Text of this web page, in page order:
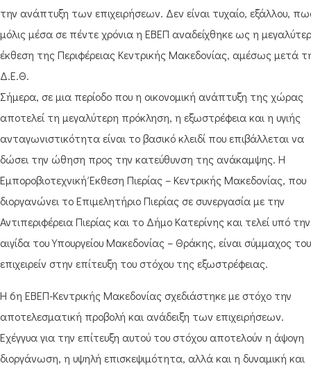
την ανάπτυξη των επιχειρήσεων. Δεν είναι τυχαίο, εξάλλου,
μόλις μέσα σε πέντε χρόνια η ΕΒΕΠ αναδείχθηκε ως η
έκθεση της Περιφέρειας Κεντρικής Μακεδονίας, αμέσως μετά
Δ.Ε.Θ.
Σήμερα, σε μια περίοδο που η οικονομική ανάπτυξη της χώρας
αποτελεί τη μεγαλύτερη πρόκληση, η εξωστρέφεια και η υγιής
ανταγωνιστικότητα είναι το βασικό κλειδί που επιβάλλεται να
δώσει την ώθηση προς την κατεύθυνση της ανάκαμψης. Η
Εμποροβιοτεχνική Έκθεση Πιερίας – Κεντρικής Μακεδονίας, που
διοργανώνει το Επιμελητήριο Πιερίας σε συνεργασία με την
Αντιπεριφέρεια Πιερίας και το Δήμο Κατερίνης και τελεί υπό την
αιγίδα του Υπουργείου Μακεδονίας – Θράκης, είναι σύμμαχος του
επιχειρείν στην επίτευξη του στόχου της εξωστρέφειας.
Η 6η ΕΒΕΠ-Κεντρικής Μακεδονίας σχεδιάστηκε με στόχο την
αποτελεσματική προβολή και ανάδειξη των επιχειρήσεων.
Εχέγγυα για την επίτευξη αυτού του στόχου αποτελούν η άψογη
διοργάνωση, η υψηλή επισκεψιμότητα, αλλά και η δυναμική και